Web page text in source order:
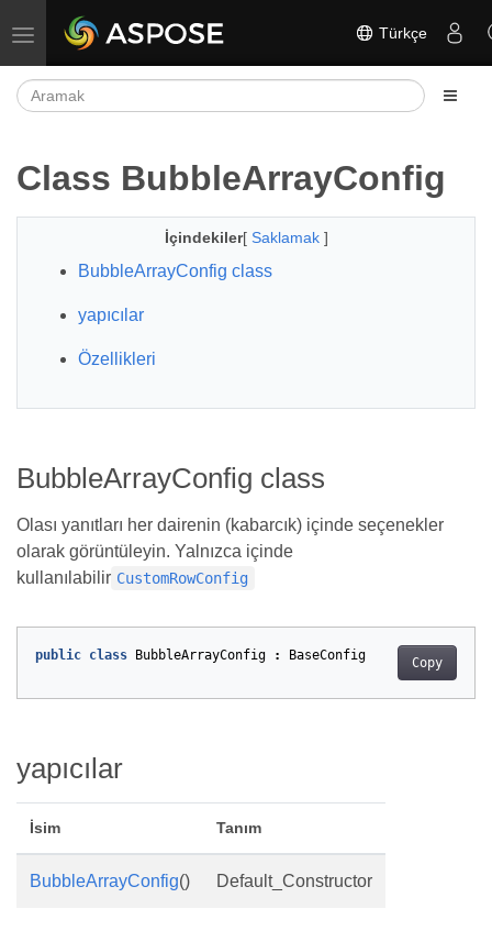
Gezinmeyi aç/kapat Türkçe
Class BubbleArrayConfig
İçindekiler[ Saklamak ]
BubbleArrayConfig class
yapıcılar
Özellikleri
BubbleArrayConfig class
Olası yanıtları her dairenin (kabarcık) içinde seçenekler
olarak görüntüleyin. Yalnızca içinde
kullanılabilir CustomRowConfig
Copy
public class BubbleArrayConfig : BaseConfig
yapıcılar
İsim Tanım
BubbleArrayConfig() Default_Constructor